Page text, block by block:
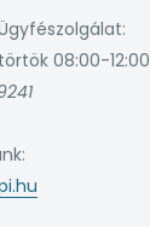
08:00-12:00